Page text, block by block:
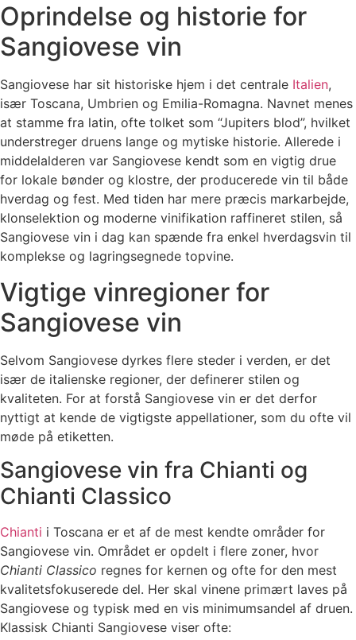
Oprindelse og historie for
Sangiovese vin
Sangiovese har sit historiske hjem i det centrale Italien,
især Toscana, Umbrien og Emilia-Romagna. Navnet menes
at stamme fra latin, ofte tolket som “Jupiters blod”, hvilket
understreger druens lange og mytiske historie. Allerede i
middelalderen var Sangiovese kendt som en vigtig drue
for lokale bønder og klostre, der producerede vin til både
hverdag og fest. Med tiden har mere præcis markarbejde,
klonselektion og moderne vinifikation raffineret stilen, så
Sangiovese vin i dag kan spænde fra enkel hverdagsvin til
komplekse og lagringsegnede topvine.
Vigtige vinregioner for
Sangiovese vin
Selvom Sangiovese dyrkes flere steder i verden, er det
især de italienske regioner, der definerer stilen og
kvaliteten. For at forstå Sangiovese vin er det derfor
nyttigt at kende de vigtigste appellationer, som du ofte vil
møde på etiketten.
Sangiovese vin fra Chianti og
Chianti Classico
Chianti i Toscana er et af de mest kendte områder for
Sangiovese vin. Området er opdelt i flere zoner, hvor
Chianti Classico regnes for kernen og ofte for den mest
kvalitetsfokuserede del. Her skal vinene primært laves på
Sangiovese og typisk med en vis minimumsandel af druen.
Klassisk Chianti Sangiovese viser ofte: